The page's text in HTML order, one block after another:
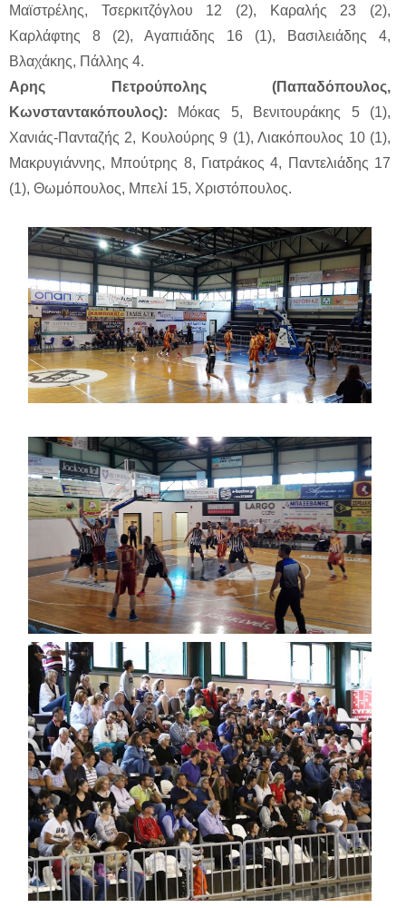
Μαϊστρέλης, Τσερκιτζόγλου 12 (2), Καραλής 23 (2),
Καρλάφτης 8 (2), Αγαπιάδης 16 (1), Βασιλειάδης 4,
Βλαχάκης, Πάλλης 4.
Αρης Πετρούπολης (Παπαδόπουλος,
Κωνσταντακόπουλος): Μόκας 5, Βενιτουράκης 5 (1),
Χανιάς-Πανταζής 2, Κουλούρης 9 (1), Λιακόπουλος 10 (1),
Μακρυγιάννης, Μπούτρης 8, Γιατράκος 4, Παντελιάδης 17
(1), Θωμόπουλος, Μπελί 15, Χριστόπουλος.